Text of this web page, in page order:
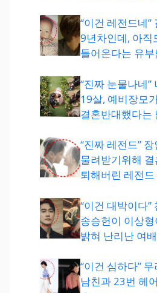
“이건 레전드네”
9년차인데, 아직
들어온다는 유
“진짜 눈물나네”
19살, 예비장모
결혼반대했다는
“진짜 레전드”
물려받기위해
퇴해버린 레전드
“이건 대박이다”
송승헌이 이상형
밝혀 난리난 여
“이건 심하다”
남친과 23번 헤